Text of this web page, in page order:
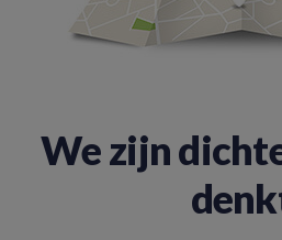
We zijn